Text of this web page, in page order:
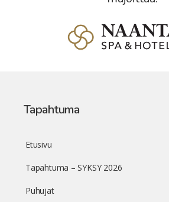
Tapahtuma
Etusivu
Tapahtuma – SYKSY 2026
Puhujat